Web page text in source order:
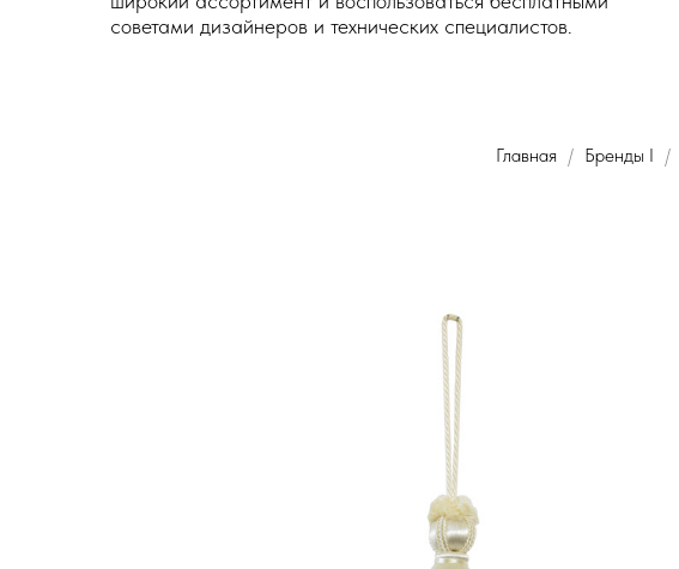
советами дизайнеров и технических специалистов.
Главная Бренды I